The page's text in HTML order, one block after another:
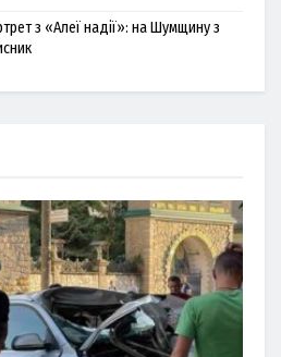
з «Алеї надії»: на Шумщину з